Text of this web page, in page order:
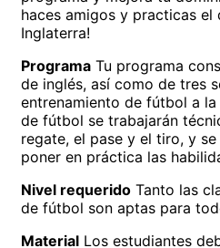
haces amigos y practicas
Inglaterra!
Programa Tu programa
de inglés, así como de tres
entrenamiento de fútbol a la
de fútbol se trabajarán
regate, el pase y el tiro, y
poner en práctica las
Nivel requerido Tanto las
de fútbol son aptas para
Material Los estudiantes